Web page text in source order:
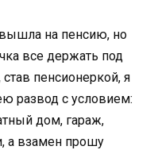
вышла на пенсию, но
все держать под
пенсионеркой, я
развод с условием:
дом, гараж,
а взамен прошу